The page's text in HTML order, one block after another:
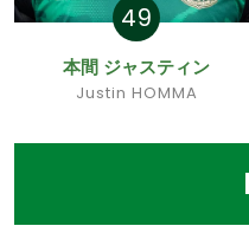
49
本間 ジャスティン
Justin HOMMA